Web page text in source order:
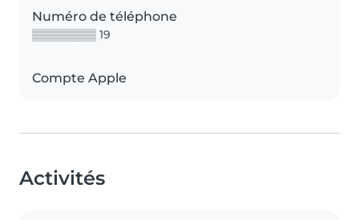
Numéro de téléphone
▒▒▒▒▒▒▒▒ 19
Compte Apple
Activités